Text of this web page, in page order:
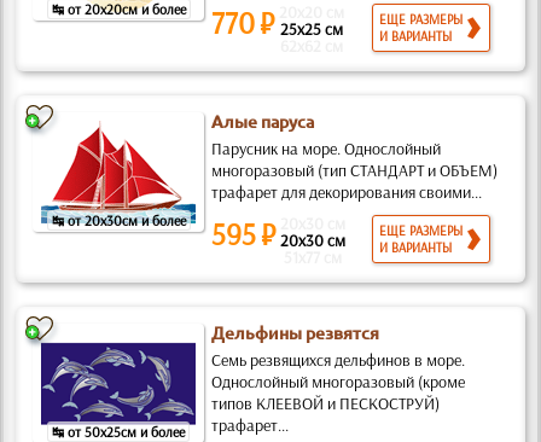
↹ от 20x20см и более 770 ₽ 25x25 см
ЕЩЕ РАЗМЕРЫ
И ВАРИАНТЫ
↹ от 20x30см и более
Алые паруса
Парусник на море. Однослойный
многоразовый (тип СТАНДАРТ и ОБЪЕМ)
трафарет для декорирования своими...
595 ₽20x30 см
ЕЩЕ РАЗМЕРЫ
И ВАРИАНТЫ
↹ от 50x25см и более
Дельфины резвятся
Семь резвящихся дельфинов в море.
Однослойный многоразовый (кроме
типов КЛЕЕВОЙ и ПЕСКОСТРУЙ)
трафарет...